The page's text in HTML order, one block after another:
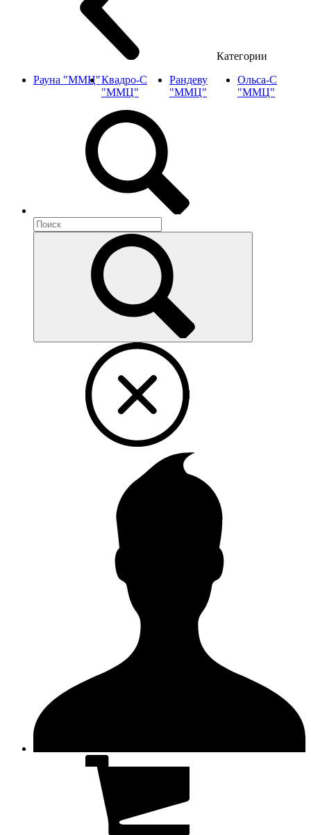
Категории
Рауна "ММЦ"Квадро-С
"ММЦ"
Рандеву
"ММЦ"
Ольса-С
"ММЦ"